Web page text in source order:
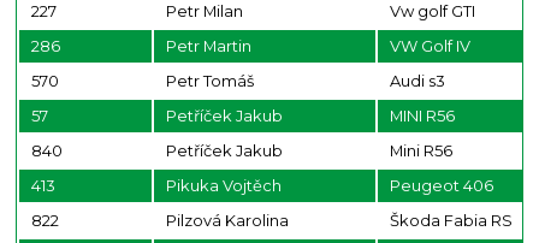
227
Petr Milan
Vw golf GTI
286
Petr Martin
VW Golf IV
570
Petr Tomáš
Audi s3
57
Petříček Jakub
MINI R56
840
Petříček Jakub
Mini R56
413
Pikuka Vojtěch
Peugeot 406
822
Pilzová Karolina
Škoda Fabia RS